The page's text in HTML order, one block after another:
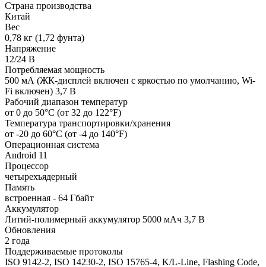
Страна производства
Китай
Вес
0,78 кг (1,72 фунта)
Напряжение
12/24 В
Потребляемая мощность
500 мА (ЖК-дисплей включен с яркостью по умолчанию, Wi-
Fi включен) 3,7 В
Рабочий диапазон температур
от 0 до 50°C (от 32 до 122°F)
Температура транспортировки/хранения
от -20 до 60°C (от -4 до 140°F)
Операционная система
Android 11
Процессор
четырехъядерный
Память
встроенная - 64 Гбайт
Аккумулятор
Литий-полимерный аккумулятор 5000 мАч 3,7 В
Обновления
2 года
Поддерживаемые протоколы
ISO 9142-2, ISO 14230-2, ISO 15765-4, K/L-Line, Flashing Code,